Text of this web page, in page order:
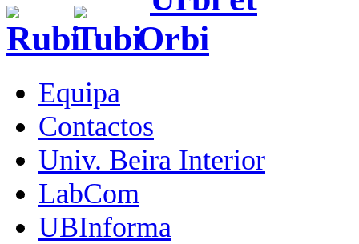
Equipa
Contactos
Univ. Beira Interior
LabCom
UBInforma